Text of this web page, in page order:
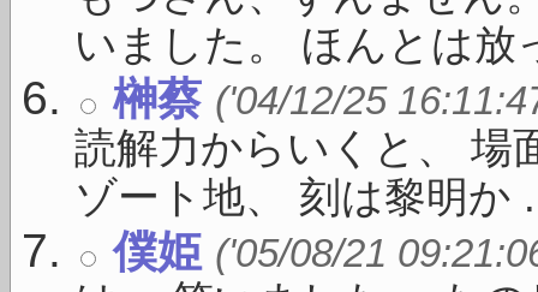
いました。 ほんとは
榊蔡 ('04/12/25
読解力からいくと、 場
ゾート地、 刻は黎明か
僕姫 ('05/08/21